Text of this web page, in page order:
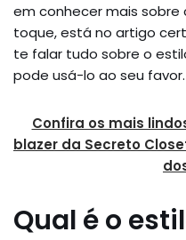
em conhecer mais
toque, está no artigo
te falar tudo sobre o
pode usá-lo ao seu
Confira os mais
blazer da Secreto
Qual é o